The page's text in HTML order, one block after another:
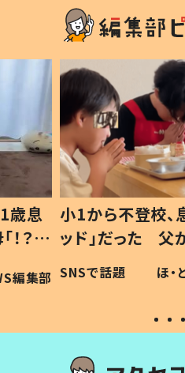
歳息
？」
編集部
小1から不登校、
ッド」だった 父
作り続ける理由
#令和の子
SNSで話題 ほ